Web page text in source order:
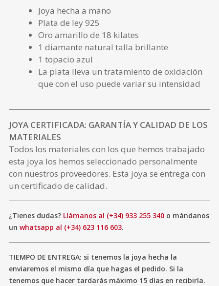
Joya hecha a mano
Plata de ley 925
Oro amarillo de 18 kilates
1 diamante natural talla brillante
1 topacio azul
La plata lleva un tratamiento de oxidación
que con el uso puede variar su intensidad
JOYA CERTIFICADA: GARANTÍA Y CALIDAD DE LOS
MATERIALES
Todos los materiales con los que hemos trabajado
esta joya los hemos seleccionado personalmente
con nuestros proveedores. Esta joya se entrega con
un certificado de calidad.
¿Tienes dudas? Llámanos al (+34) 933 255 340 o mándanos
un whatsapp al (+34) 623 116 603.
TIEMPO DE ENTREGA: si tenemos la joya hecha la
enviaremos el mismo día que hagas el pedido. Si la
tenemos que hacer tardarás máximo 15 días en recibirla.